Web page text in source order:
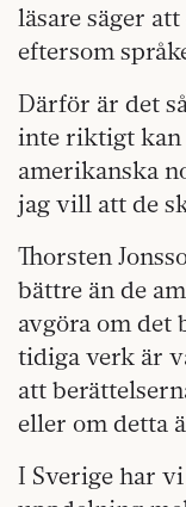
läsare säger
eftersom
Därför är det
inte riktigt kan
amerikanska
jag vill att de
Thorsten
bättre än de
avgöra om det
tidiga verk är
att
eller om detta
I Sverige har